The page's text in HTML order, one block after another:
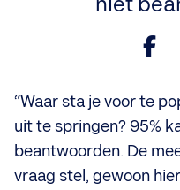
“Waar sta je voor te
uit te springen? 95%
beantwoorden. De
vraag stel, gewoon